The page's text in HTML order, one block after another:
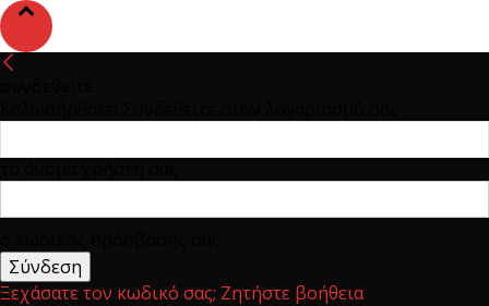
Ξεχάσατε τον κωδικό σας; Ζητήστε βοήθεια